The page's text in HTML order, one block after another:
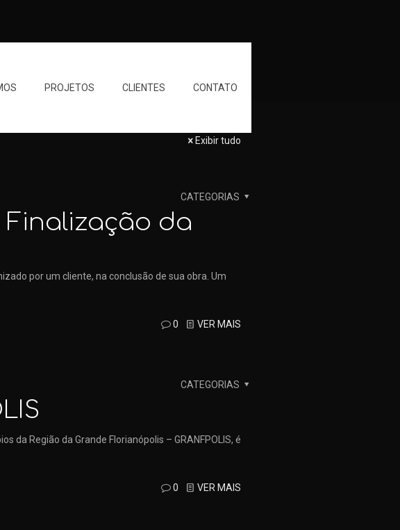
PROJETOS CLIENTES CONTATO
Exibir tudo
CATEGORIAS
da
por um cliente, na conclusão de sua obra. Um
0 VER MAIS
CATEGORIAS
da Região da Grande Florianópolis – GRANFPOLIS, é
0 VER MAIS